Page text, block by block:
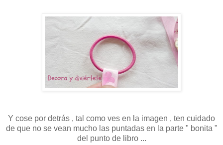
Y cose por detrás , tal como ves en la imagen , ten cuidado
de que no se vean mucho las puntadas en la parte " bonita "
del punto de libro ...